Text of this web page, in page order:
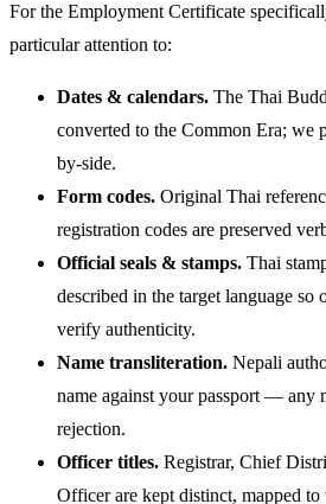
For the Employment Certificate
particular attention to:
Dates & calendars. The Thai
converted to the Common Era; we
by-side.
Form codes. Original Thai
registration codes are preserved
Official seals & stamps. Thai
described in the target language so
verify authenticity.
Name transliteration. Nepali
name against your passport — any
rejection.
Officer titles. Registrar, Chief
Officer are kept distinct, mapped